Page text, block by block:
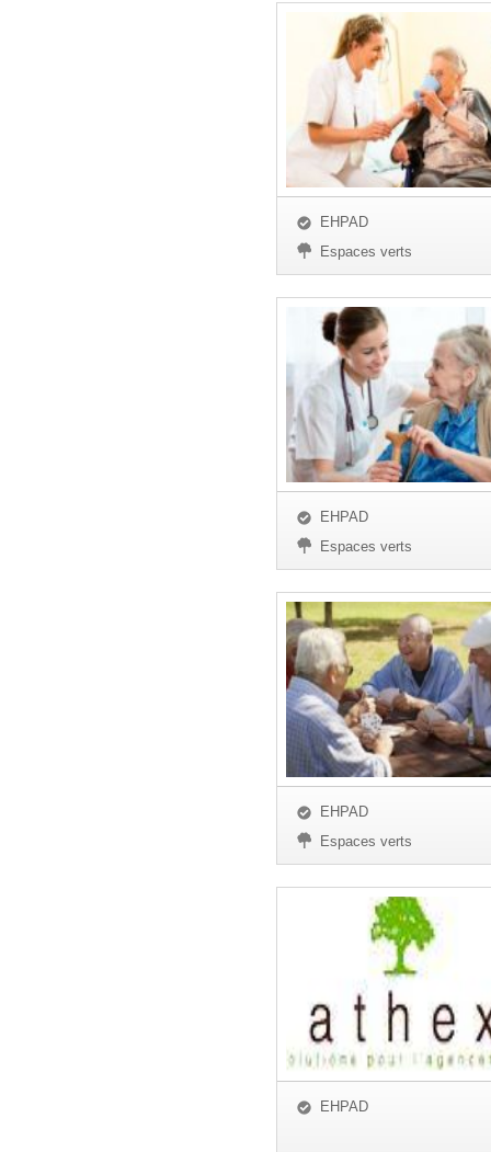
EHPAD
Espaces verts
EHPAD
Espaces verts
EHPAD
Espaces verts
EHPAD